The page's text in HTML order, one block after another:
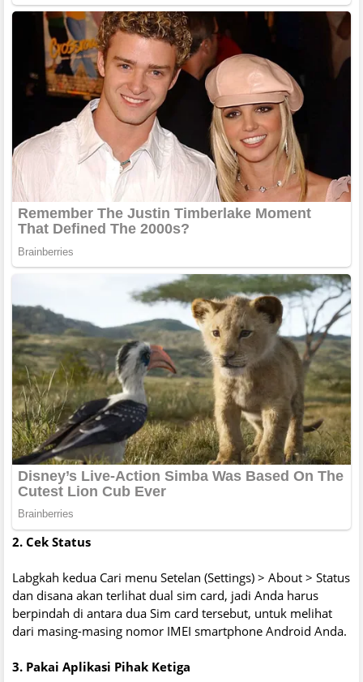
2. Cek Status
Labgkah kedua Cari menu Setelan (Settings) > About > Status
dan disana akan terlihat dual sim card, jadi Anda harus
berpindah di antara dua Sim card tersebut, untuk melihat
dari masing-masing nomor IMEI smartphone Android Anda.
3. Pakai Aplikasi Pihak Ketiga